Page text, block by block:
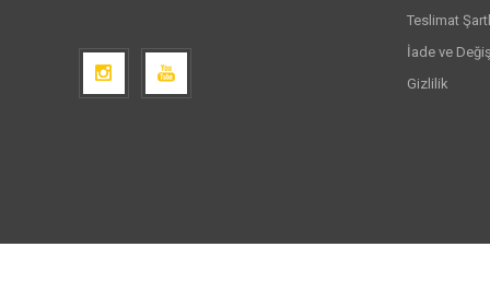
Teslimat
İade ve
Gizlilik